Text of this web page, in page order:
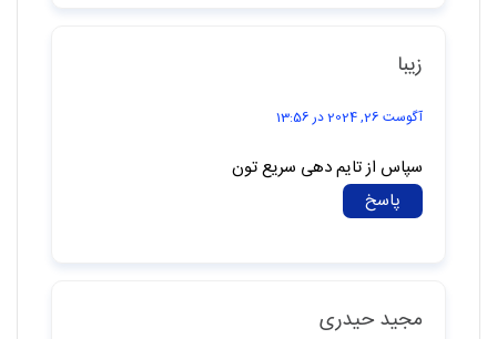
زیبا
آگوست 26, 2024 در 13:56
سپاس از تایم دهی سریع تون
پاسخ
مجید حیدری